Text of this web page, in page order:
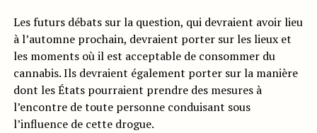
Les futurs débats sur la question, qui devraient avoir lieu
à l’automne prochain, devraient porter sur les lieux et
les moments où il est acceptable de consommer du
cannabis. Ils devraient également porter sur la manière
dont les États pourraient prendre des mesures à
l’encontre de toute personne conduisant sous
l’influence de cette drogue.